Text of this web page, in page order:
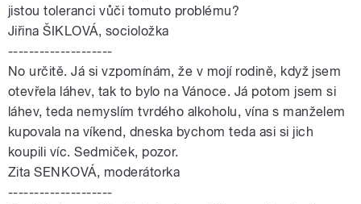
jistou toleranci vůči tomuto problému?
Jiřina ŠIKLOVÁ, socioložka
--------------------
No určitě. Já si vzpomínám, že v mojí rodině, když jsem
otevřela láhev, tak to bylo na Vánoce. Já potom jsem si
láhev, teda nemyslím tvrdého alkoholu, vína s manželem
kupovala na víkend, dneska bychom teda asi si jich
koupili víc. Sedmiček, pozor.
Zita SENKOVÁ, moderátorka
--------------------